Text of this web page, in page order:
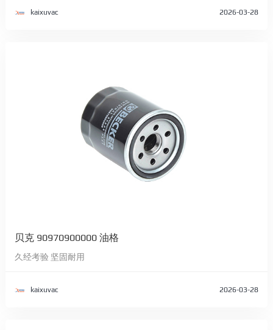
kaixuvac 2026-03-28
贝克 90970900000 油格
久经考验 坚固耐用
kaixuvac 2026-03-28